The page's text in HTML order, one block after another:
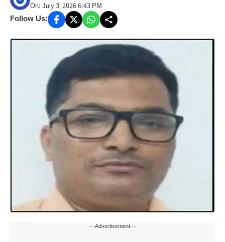
On: July 3, 2026 6:43 PM
Follow Us:
---Advertisement---